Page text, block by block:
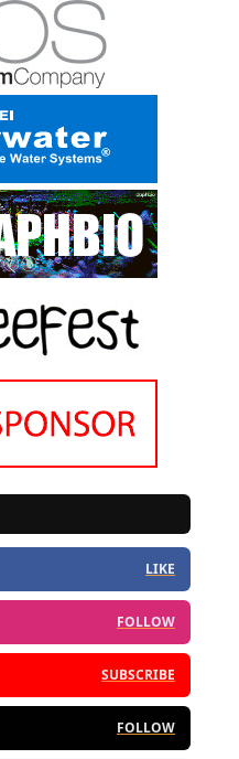
LIKE
FOLLOW
SUBSCRIBE
FOLLOW